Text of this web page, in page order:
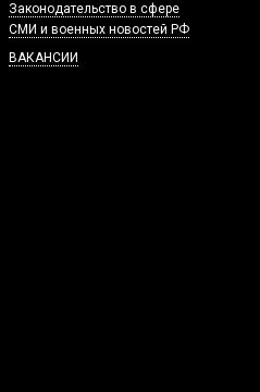
Законодательство в сфере
СМИ и военных новостей РФ
ВАКАНСИИ